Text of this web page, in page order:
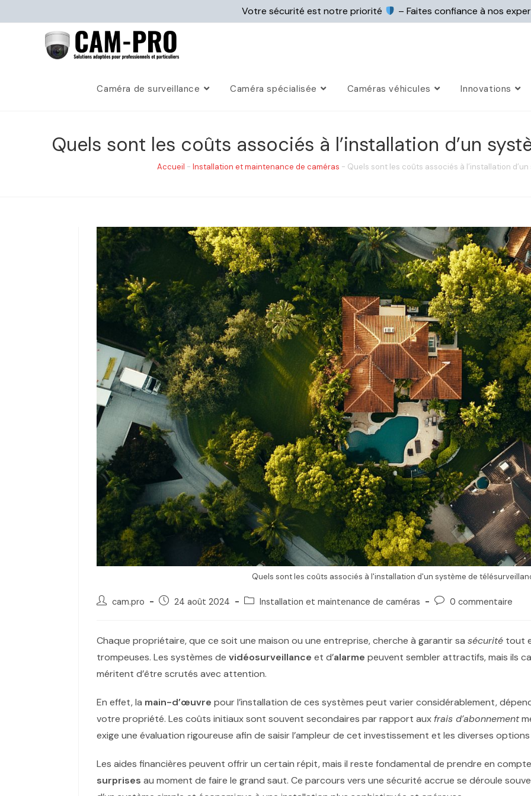
Votre sécurité est notre priorité – Faites confiance à nos
Caméra de surveillance Caméra spécialisée Caméras véhicules Innovations
Quels sont les coûts associés à l’installation d’un
Accueil - Installation et maintenance de caméras - Quels sont les coûts associés à l’installation
Quels sont les coûts associés à l'installation d'un système de
cam.pro 24 août 2024 Installation et maintenance de caméras 0 commentaire
Chaque propriétaire, que ce soit une maison ou une entreprise, cherche à garantir sa sécurité tout
trompeuses. Les systèmes de vidéosurveillance et d’alarme peuvent sembler attractifs, mais ils
méritent d’être scrutés avec attention.
En effet, la main-d’œuvre pour l’installation de ces systèmes peut varier considérablement,
votre propriété. Les coûts initiaux sont souvent secondaires par rapport aux frais d’abonnement
exige une évaluation rigoureuse afin de saisir l’ampleur de cet investissement et les diverses
Les aides financières peuvent offrir un certain répit, mais il reste fondamental de prendre en
surprises au moment de faire le grand saut. Ce parcours vers une sécurité accrue se déroule